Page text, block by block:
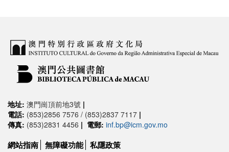
地址: 澳門崗頂前地3號 |
電話: (853)2856 7576 / (853)2837 7117 |
傳真: (853)2831 4456 | 電郵: inf.bp@icm.gov.mo
網站指南 無障礙功能 私隱政策